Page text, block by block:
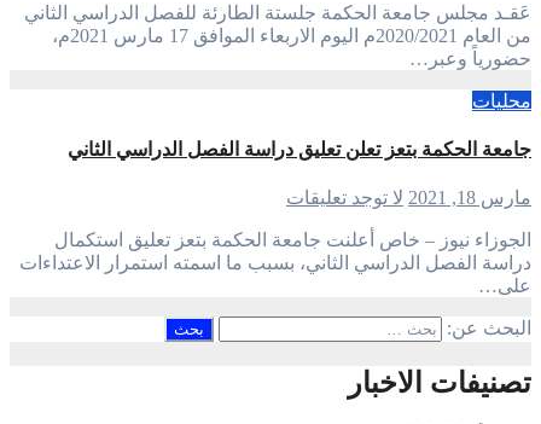
عَقـد مجلس جامعة الحكمة جلستة الطارئة للفصل الدراسي الثاني
من العام 2020/2021م اليوم الاربعاء الموافق 17 مارس 2021م،
حضورياً وعبر…
محليات
جامعة الحكمة بتعز تعلن تعليق دراسة الفصل الدراسي الثاني
مارس 18, 2021 لا توجد تعليقات
دراسة الفصل الدراسي الثاني، بسبب ما اسمته استمرار الاعتداءات
على…
البحث عن:
تصنيفات الاخبار